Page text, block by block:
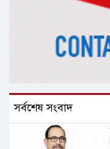
সর্বশেষ সংবাদ